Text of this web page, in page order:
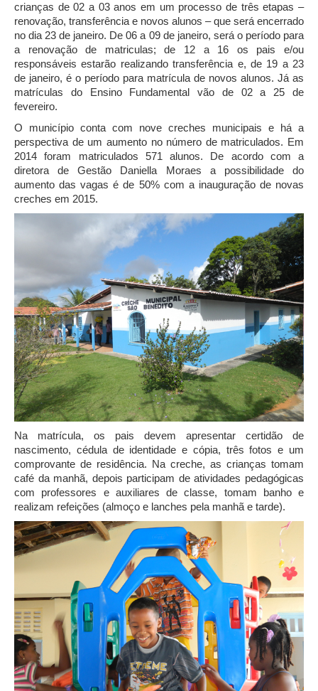
crianças de 02 a 03 anos em um processo de três etapas –
renovação, transferência e novos alunos – que será encerrado
no dia 23 de janeiro. De 06 a 09 de janeiro, será o período para
a renovação de matriculas; de 12 a 16 os pais e/ou
responsáveis estarão realizando transferência e, de 19 a 23
de janeiro, é o período para matrícula de novos alunos. Já as
matrículas do Ensino Fundamental vão de 02 a 25 de
fevereiro.
O município conta com nove creches municipais e há a
perspectiva de um aumento no número de matriculados. Em
2014 foram matriculados 571 alunos. De acordo com a
diretora de Gestão Daniella Moraes a possibilidade do
aumento das vagas é de 50% com a inauguração de novas
creches em 2015.
Na matrícula, os pais devem apresentar certidão de
nascimento, cédula de identidade e cópia, três fotos e um
comprovante de residência. Na creche, as crianças tomam
café da manhã, depois participam de atividades pedagógicas
com professores e auxiliares de classe, tomam banho e
realizam refeições (almoço e lanches pela manhã e tarde).